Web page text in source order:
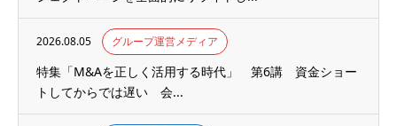
2026.08.05 グループ運営メディア
特集「M&Aを正しく活用する時代」 第6講 資金ショー
トしてからでは遅い 会...